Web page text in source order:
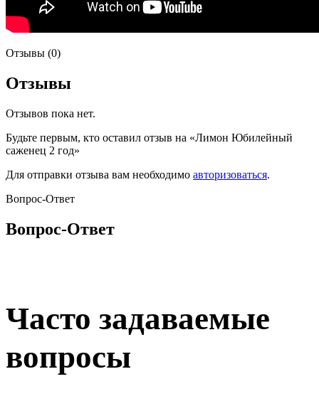
Отзывы (0)
Отзывы
Отзывов пока нет.
Будьте первым, кто оставил отзыв на «Лимон Юбилейный
саженец 2 год»
Для отправки отзыва вам необходимо авторизоваться.
Вопрос-Ответ
Вопрос-Ответ
Часто задаваемые
вопросы